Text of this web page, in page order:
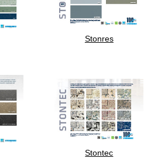
Stonres
Stontec